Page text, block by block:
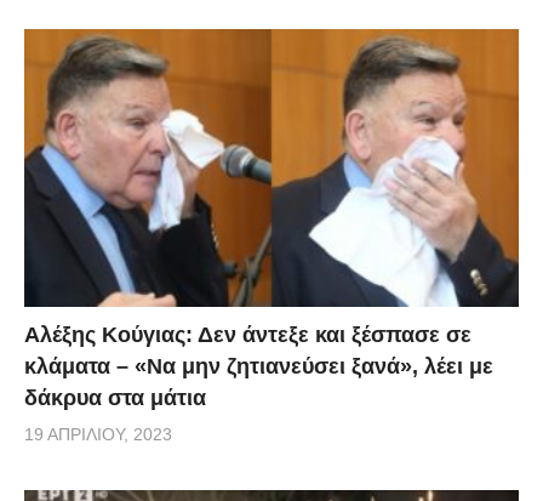
Αλέξης Κούγιας: Δεν άντεξε και ξέσπασε σε
κλάματα – «Να μην ζητιανεύσει ξανά», λέει με
δάκρυα στα μάτια
19 ΑΠΡΙΛΊΟΥ, 2023